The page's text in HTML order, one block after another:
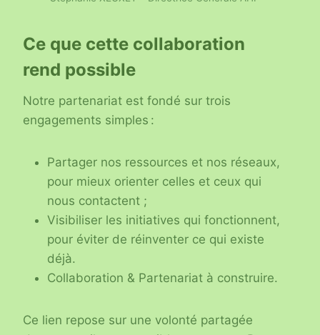
Ce que cette collaboration
rend possible
Notre partenariat est fondé sur trois
engagements simples :
Partager nos ressources et nos réseaux,
pour mieux orienter celles et ceux qui
nous contactent ;
Visibiliser les initiatives qui fonctionnent,
pour éviter de réinventer ce qui existe
déjà.
Collaboration & Partenariat à construire.
Ce lien repose sur une volonté partagée